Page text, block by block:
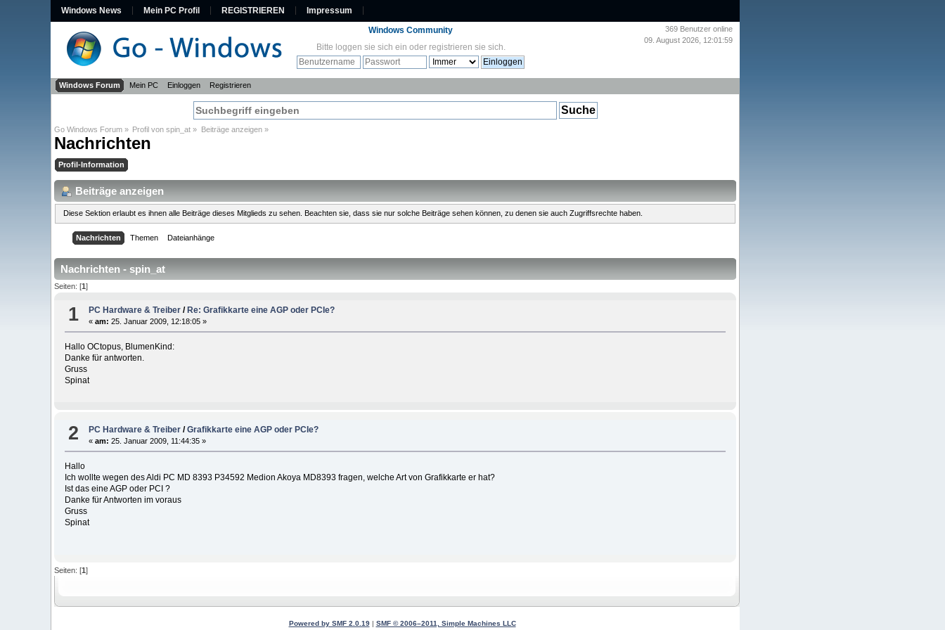
Windows News Mein PC Profil REGISTRIEREN Impressum
369 Benutzer online
09. August 2026, 12:01:59
Windows Community
Bitte loggen sie sich ein oder registrieren sie sich.
Windows Forum Mein PC Einloggen Registrieren
Go Windows Forum » Profil von spin_at » Beiträge anzeigen»
Nachrichten
Profil-Information
Beiträge anzeigen
Diese Sektion erlaubt es ihnen alle Beiträge dieses Mitglieds zu sehen. Beachten sie, dass sie nur solche Beiträge sehen können, zu denen sie auch Zugriffsrechte haben.
Nachrichten Themen Dateianhänge
Nachrichten - spin_at
Seiten: [1]
1 PC Hardware & Treiber / Re: Grafikkarte eine AGP oder PCIe?
«am: 25. Januar 2009, 12:18:05 »
Hallo OCtopus, BlumenKind:
Danke für antworten.
Gruss
Spinat
2 PC Hardware & Treiber /Grafikkarte eine AGP oder PCIe?
«am: 25. Januar 2009, 11:44:35 »
Hallo
Ich wollte wegen des Aldi PC MD 8393 P34592 Medion Akoya MD8393 fragen, welche Art von Grafikkarte er hat?
Ist das eine AGP oder PCI ?
Danke für Antworten im voraus
Gruss
Spinat
Seiten: [1]
Powered by SMF 2.0.19| SMF © 2006–2011, Simple Machines LLC